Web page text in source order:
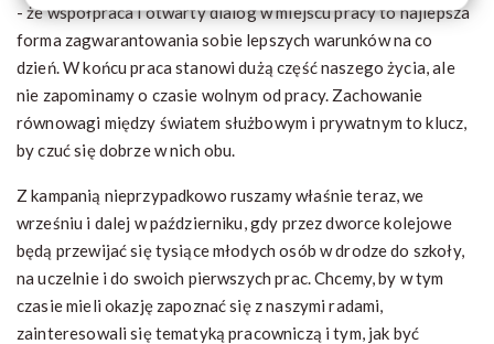
- że współpraca i otwarty dialog w miejscu pracy to najlepsza
forma zagwarantowania sobie lepszych warunków na co
dzień. W końcu praca stanowi dużą część naszego życia, ale
nie zapominamy o czasie wolnym od pracy. Zachowanie
równowagi między światem służbowym i prywatnym to klucz,
by czuć się dobrze w nich obu.
Z kampanią nieprzypadkowo ruszamy właśnie teraz, we
wrześniu i dalej w październiku, gdy przez dworce kolejowe
będą przewijać się tysiące młodych osób w drodze do szkoły,
na uczelnie i do swoich pierwszych prac. Chcemy, by w tym
czasie mieli okazję zapoznać się z naszymi radami,
zainteresowali się tematyką pracowniczą i tym, jak być